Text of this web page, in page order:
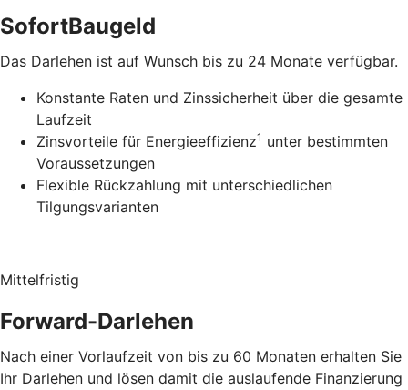
SofortBaugeld
Das Darlehen ist auf Wunsch bis zu 24 Monate verfügbar.
Konstante Raten und Zinssicherheit über die gesamte
Laufzeit
Zinsvorteile für Energieeffizienz1 unter bestimmten
Voraussetzungen
Flexible Rückzahlung mit unterschiedlichen
Tilgungsvarianten
Mittelfristig
Forward-Darlehen
Nach einer Vorlaufzeit von bis zu 60 Monaten erhalten Sie
Ihr Darlehen und lösen damit die auslaufende Finanzierung